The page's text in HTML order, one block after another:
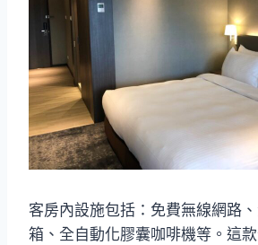
客房內設施包括：免費無線網路
箱、全自動化膠囊咖啡機等。這